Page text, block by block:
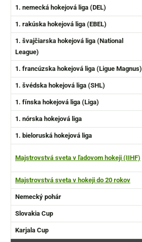
1. nemecká hokejová liga (DEL)
1. rakúska hokejová liga (EBEL)
1. švajčiarska hokejová liga (National
League)
1. francúzska hokejová liga (Ligue Magnus)
1. švédska hokejová liga (SHL)
1. fínska hokejová liga (Liga)
1. nórska hokejová liga
1. bieloruská hokejová liga
Majstrovstvá sveta v ľadovom hokeji (IIHF)
Majstrovstvá sveta v hokeji do 20 rokov
Nemecký pohár
Slovakia Cup
Karjala Cup